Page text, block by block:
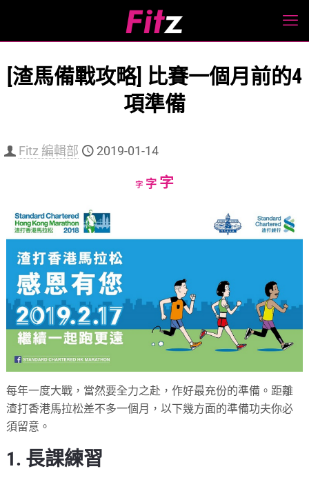
[渣馬備戰攻略] 比賽一個月前的4
項準備
Fitz 編輯部 2019-01-14
字Decrease
字Reset
字Increase
每年一度大戰，當然要全力之赴，作好最充份的準備。距離
渣打香港馬拉松差不多一個月，以下幾方面的準備功夫你必
須留意。
1. 長課練習